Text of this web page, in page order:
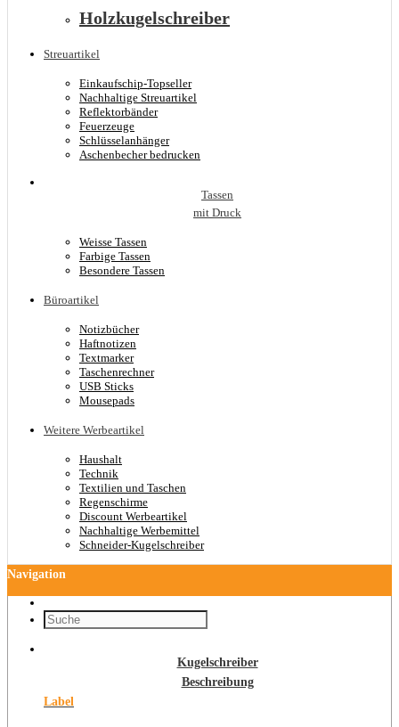
Holzkugelschreiber
Streuartikel
Einkaufschip-Topseller
Nachhaltige Streuartikel
Reflektorbänder
Feuerzeuge
Schlüsselanhänger
Aschenbecher bedrucken
Tassen
mit Druck
Weisse Tassen
Farbige Tassen
Besondere Tassen
Büroartikel
Notizbücher
Haftnotizen
Textmarker
Taschenrechner
USB Sticks
Mousepads
Weitere Werbeartikel
Haushalt
Technik
Textilien und Taschen
Regenschirme
Discount Werbeartikel
Nachhaltige Werbemittel
Schneider-Kugelschreiber
Navigation
Kugelschreiber
Beschreibung
Label